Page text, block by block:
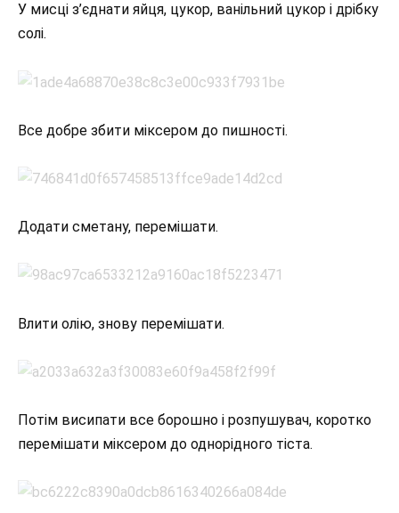
У мисці з’єднати яйця, цукор, ванільний цукор і дрібку
солі.
Все добре збити міксером до пишності.
Додати сметану, перемішати.
Влити олію, знову перемішати.
Потім висипати все борошно і розпушувач, коротко
перемішати міксером до однорідного тіста.